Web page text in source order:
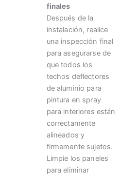
finales
Después de la
instalación, realice
una inspección final
para asegurarse de
que todos los
techos deflectores
de aluminio para
pintura en spray
para interiores están
correctamente
alineados y
firmemente sujetos.
Limpie los paneles
para eliminar